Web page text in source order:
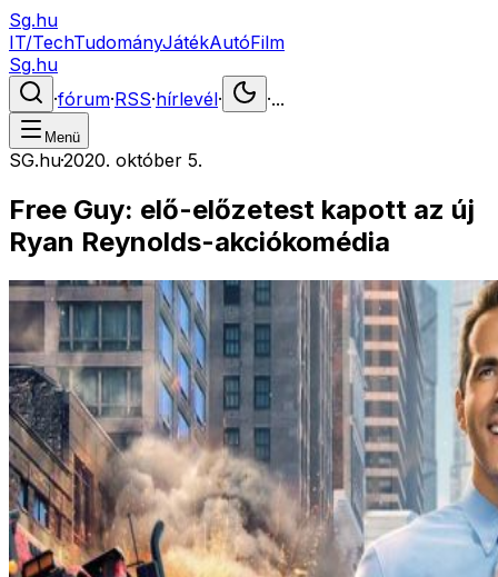
Sg.hu
IT/TechTudományJátékAutóFilm
Sg.hu
·fórum·RSS·hírlevél· ·...
Menü
SG.hu·2020. október 5.
Free Guy: elő-előzetest kapott az új
Ryan Reynolds-akciókomédia